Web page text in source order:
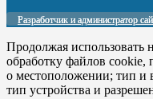
Разработчик и администратор
Продолжая использовать
обработку файлов cookie,
о местоположении; тип и
тип устройства и